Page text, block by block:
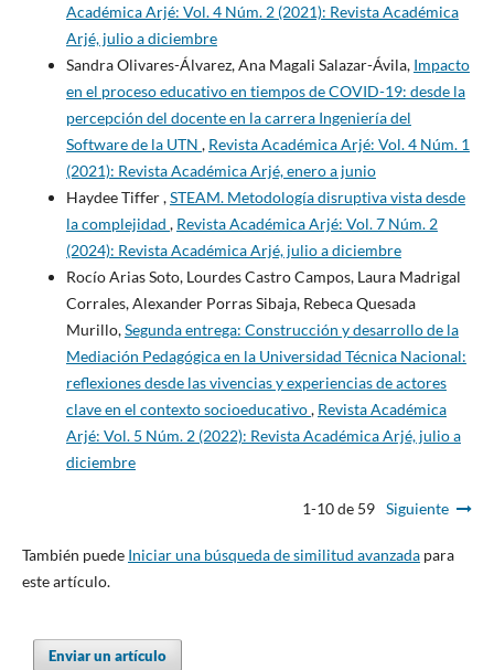
Académica Arjé: Vol. 4 Núm. 2 (2021): Revista Académica
Arjé, julio a diciembre
Sandra Olivares-Álvarez, Ana Magali Salazar-Ávila, Impacto
en el proceso educativo en tiempos de COVID-19: desde la
percepción del docente en la carrera Ingeniería del
Software de la UTN , Revista Académica Arjé: Vol. 4 Núm. 1
(2021): Revista Académica Arjé, enero a junio
Haydee Tiffer ,STEAM. Metodología disruptiva vista desde
la complejidad , Revista Académica Arjé: Vol. 7 Núm. 2
(2024): Revista Académica Arjé, julio a diciembre
Rocío Arias Soto, Lourdes Castro Campos, Laura Madrigal
Corrales, Alexander Porras Sibaja, Rebeca Quesada
Murillo,Segunda entrega: Construcción y desarrollo de la
Mediación Pedagógica en la Universidad Técnica Nacional:
reflexiones desde las vivencias y experiencias de actores
clave en el contexto socioeducativo, Revista Académica
Arjé: Vol. 5 Núm. 2 (2022): Revista Académica Arjé, julio a
diciembre
1-10 de 59 Siguiente
También puede Iniciar una búsqueda de similitud avanzadapara
este artículo.
Enviar un artículo